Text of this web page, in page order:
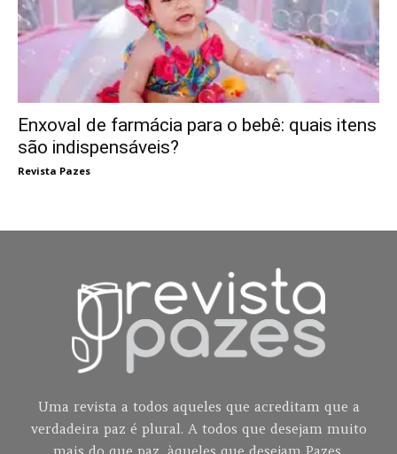
Enxoval de farmácia para o bebê: quais itens
são indispensáveis?
Revista Pazes
Uma revista a todos aqueles que acreditam que a
verdadeira paz é plural. A todos que desejam muito